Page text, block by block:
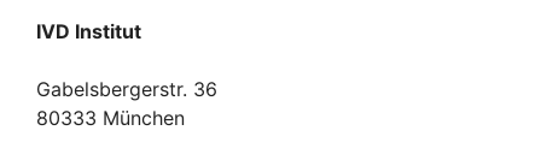
IVD Institut
Gabelsbergerstr. 36
80333 München